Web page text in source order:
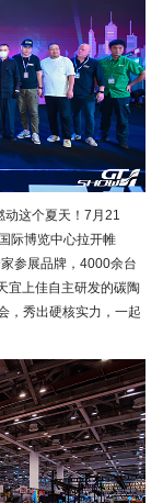
这个夏天！7月21
际博览中心拉开帷
参展品牌，4000余台
宜上佳自主研发的碳陶
，秀出硬核实力，一起